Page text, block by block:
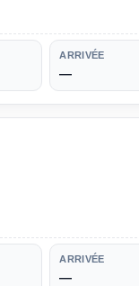
ARRIVÉE
—
ARRIVÉE
—